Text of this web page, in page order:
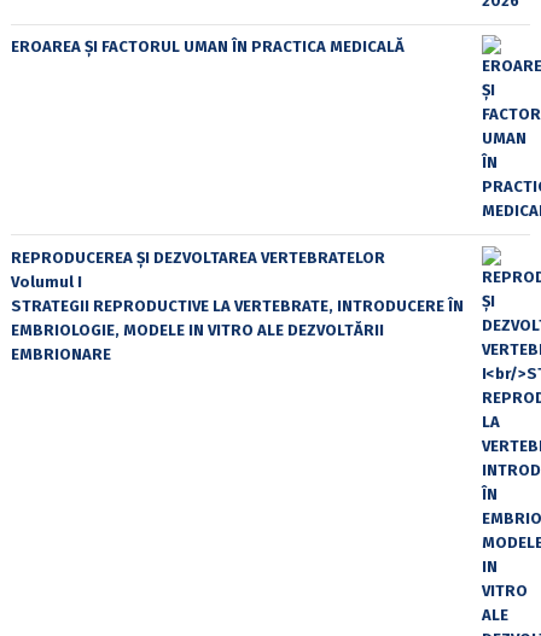
EROAREA ȘI FACTORUL UMAN ÎN PRACTICA MEDICALĂ
REPRODUCEREA ȘI DEZVOLTAREA VERTEBRATELOR
Volumul I
STRATEGII REPRODUCTIVE LA VERTEBRATE, INTRODUCERE ÎN
EMBRIOLOGIE, MODELE IN VITRO ALE DEZVOLTĂRII
EMBRIONARE